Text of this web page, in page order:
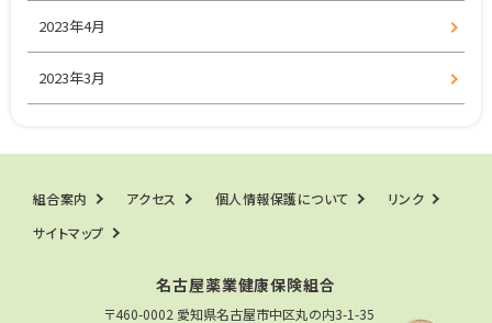
2023年4月
2023年3月
組合案内 アクセス 個人情報保護について
リンク
サイトマップ
名古屋薬業健康保険組合
〒460-0002 愛知県名古屋市中区丸の内3-1-35